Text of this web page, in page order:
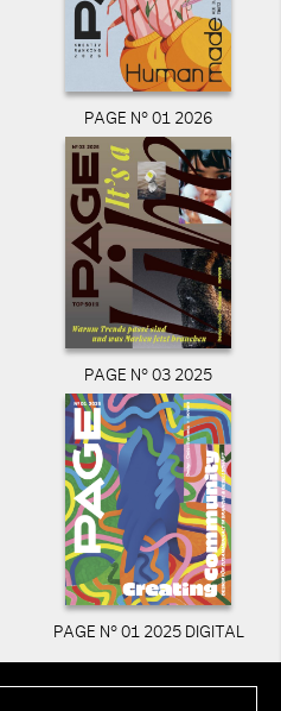
PAGE N° 01 2026
PAGE N° 03 2025
PAGE N° 01 2025 DIGITAL